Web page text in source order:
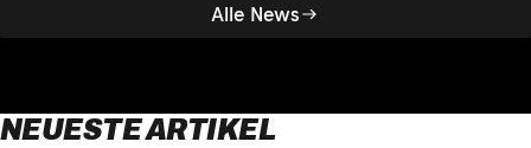
Alle News
NEUESTE ARTIKEL